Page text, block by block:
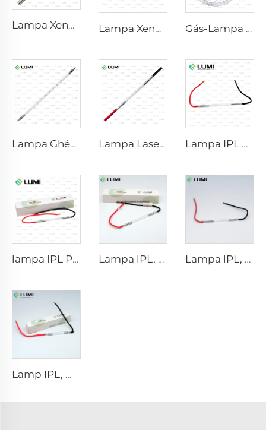
Lampa Xenon IPL P1640 – 7×47×110 mm Lampa Xenon IPL P1541 – 9×45×100 mm Gás-Lampa Samhlóra Gréine D1200 – 10×110 mm
Lampa Ghéarshúlcháin Láidre L5590 – 9×250×300 mm Lampa Laser Xenon L2021-7×65×130 mm Lampa IPL P2021-7×65×130 mm
lampa lPL P1671 - 7×50×110 mm Lampa lPL, modhal 7-60-125 Sreang Lampa lPL, modhal 7-50-115 Sreang
Lamp IPL, modhal 9-45-100 Sreang